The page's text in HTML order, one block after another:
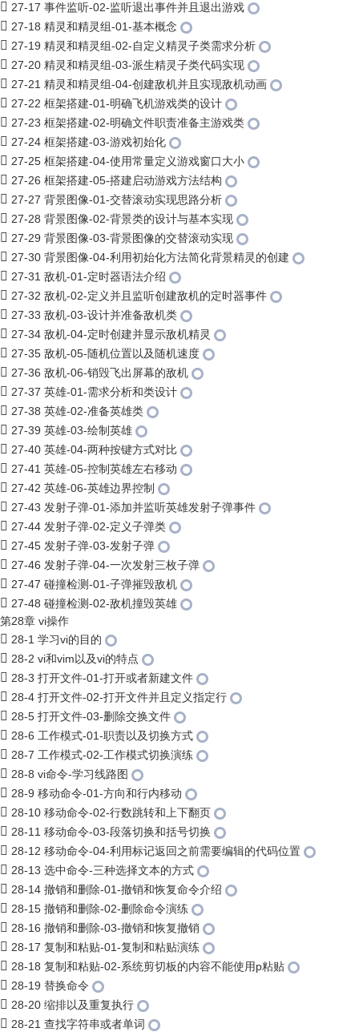
27-17 事件监听-02-监听退出事件并且退出游戏
27-18 精灵和精灵组-01-基本概念
27-19 精灵和精灵组-02-自定义精灵子类需求分析
27-20 精灵和精灵组-03-派生精灵子类代码实现
27-21 精灵和精灵组-04-创建敌机并且实现敌机动画
27-22 框架搭建-01-明确飞机游戏类的设计
27-23 框架搭建-02-明确文件职责准备主游戏类
27-24 框架搭建-03-游戏初始化
27-25 框架搭建-04-使用常量定义游戏窗口大小
27-26 框架搭建-05-搭建启动游戏方法结构
27-27 背景图像-01-交替滚动实现思路分析
27-28 背景图像-02-背景类的设计与基本实现
27-29 背景图像-03-背景图像的交替滚动实现
27-30 背景图像-04-利用初始化方法简化背景精灵的创建
27-31 敌机-01-定时器语法介绍
27-32 敌机-02-定义并且监听创建敌机的定时器事件
27-33 敌机-03-设计并准备敌机类
27-34 敌机-04-定时创建并显示敌机精灵
27-35 敌机-05-随机位置以及随机速度
27-36 敌机-06-销毁飞出屏幕的敌机
27-37 英雄-01-需求分析和类设计
27-38 英雄-02-准备英雄类
27-39 英雄-03-绘制英雄
27-40 英雄-04-两种按键方式对比
27-41 英雄-05-控制英雄左右移动
27-42 英雄-06-英雄边界控制
27-43 发射子弹-01-添加并监听英雄发射子弹事件
27-44 发射子弹-02-定义子弹类
27-45 发射子弹-03-发射子弹
27-46 发射子弹-04-一次发射三枚子弹
27-47 碰撞检测-01-子弹摧毁敌机
27-48 碰撞检测-02-敌机撞毁英雄
第28章 vi操作
28-1 学习vi的目的
28-2 vi和vim以及vi的特点
28-3 打开文件-01-打开或者新建文件
28-4 打开文件-02-打开文件并且定义指定行
28-5 打开文件-03-删除交换文件
28-6 工作模式-01-职责以及切换方式
28-7 工作模式-02-工作模式切换演练
28-8 vi命令-学习线路图
28-9 移动命令-01-方向和行内移动
28-10 移动命令-02-行数跳转和上下翻页
28-11 移动命令-03-段落切换和括号切换
28-12 移动命令-04-利用标记返回之前需要编辑的代码位置
28-13 选中命令-三种选择文本的方式
28-14 撤销和删除-01-撤销和恢复命令介绍
28-15 撤销和删除-02-删除命令演练
28-16 撤销和删除-03-撤销和恢复撤销
28-17 复制和粘贴-01-复制和粘贴演练
28-18 复制和粘贴-02-系统剪切板的内容不能使用p粘贴
28-19 替换命令
28-20 缩排以及重复执行
28-21 查找字符串或者单词